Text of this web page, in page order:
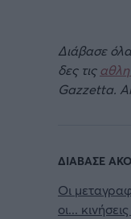
Διάβασε
δες τις
Gazzetta.
ΔΙΑΒΑΣΕ
Οι
οι...